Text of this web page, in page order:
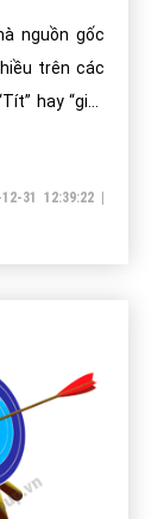
nguồn gốc
trên các
hay “giật
12-31 12:39:22